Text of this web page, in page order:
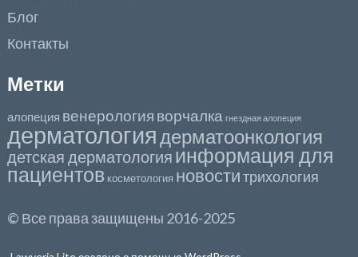
Блог
Контакты
Метки
алопеция венерология ворчалка гнездная алопеция
дерматологиядерматоонкология
детская дерматология информация для
пациентов косметология новости трихология
© Все права защищены 2016-2025